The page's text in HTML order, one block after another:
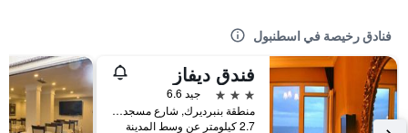
فنادق رخيصة في اسطنبول
فندق ديفاز
3 نجوم
جيد 6.6
منطقة بنبرديرك, شارع مسجد كاتب سنان رقم 31, اسطنبول, تركيا
2.7 كيلومتر عن وسط المدينة